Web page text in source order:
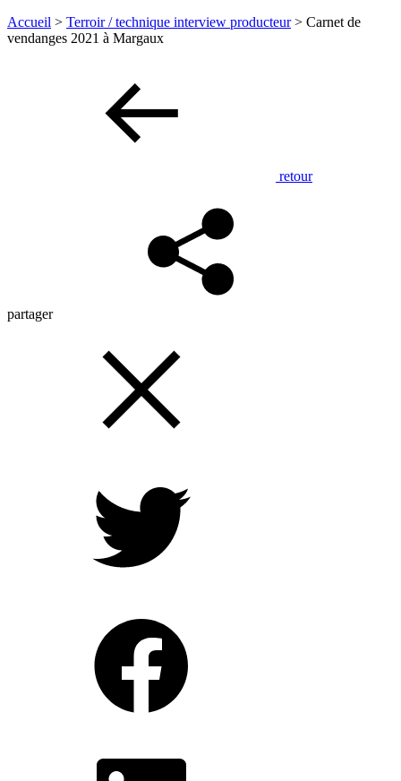
Accueil > Terroir / technique interview producteur> Carnet de
vendanges 2021 à Margaux
retour
partager